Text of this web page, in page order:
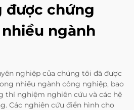
được chứng
ngành
nghiệp của chúng tôi đã được
nhiều ngành công nghiệp, bao
thí nghiệm nghiên cứu và các hệ
Các nghiên cứu điển hình cho